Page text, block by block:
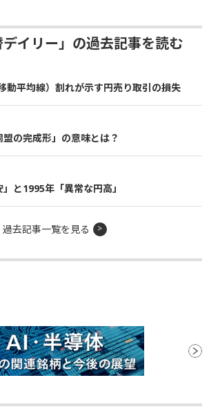
デイリー」の過去記事を読む
動平均線）割れが示す円売り取引の損失
盟の完成形」の意味とは？
」と1995年「異常な円高」
過去記事一覧を見る